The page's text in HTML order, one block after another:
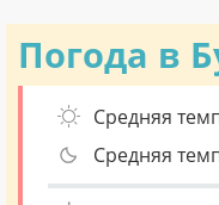
Погода в
Средняя
Средняя